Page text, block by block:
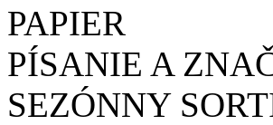
PAPIER
PÍSANIE A
SEZÓNNY